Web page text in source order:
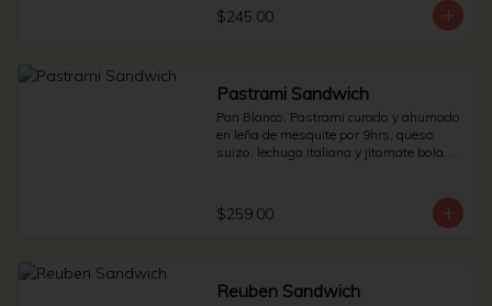
$245.00
Pastrami Sandwich
Pan Blanco, Pastrami curado y ahumado
en leña de mesquite por 9hrs, queso
suizo, lechuga italiana y jitomate bola. *
$259.00
Reuben Sandwich